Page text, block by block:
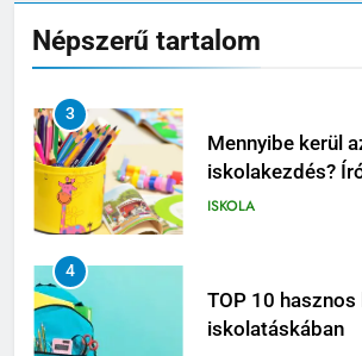
Népszerű tartalom
matricák,
ISKOLA
3
Mennyibe kerül
iskolakezdés?
összevetése
ISKOLA
4
TOP 10
iskolatáskában